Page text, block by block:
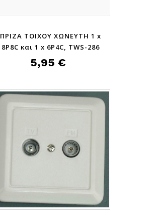
ΠΡΙΖΑ ΤΟΙΧΟΥ ΧΩΝΕΥΤΗ 1 x
8P8C και 1 x 6P4C, TWS-286
5,95 €